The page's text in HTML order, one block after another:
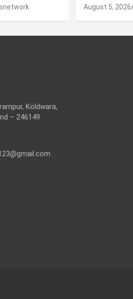
August 5, 2026
Koldwara,
– 246149